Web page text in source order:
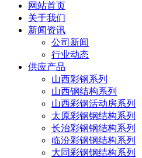
网站首页
关于我们
新闻资讯
公司新闻
行业动态
供应产品
山西彩钢系列
山西钢结构系列
山西彩钢活动房系列
太原彩钢钢结构系列
长治彩钢钢结构系列
临汾彩钢钢结构系列
大同彩钢钢结构系列